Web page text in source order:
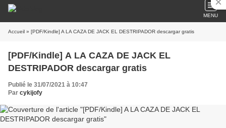
MENU
Accueil » [PDF/Kindle] A LA CAZA DE JACK EL DESTRIPADOR descargar gratis
[PDF/Kindle] A LA CAZA DE JACK EL
DESTRIPADOR descargar gratis
Publié le 31/07/2021 à 10:47
Par cykijofy